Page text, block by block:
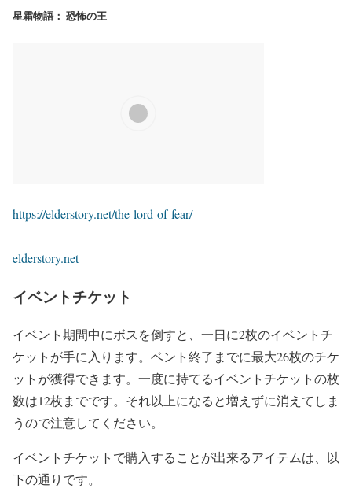
星霜物語： 恐怖の王
https://elderstory.net/the-lord-of-fear/
elderstory.net
イベントチケット
イベント期間中にボスを倒すと、一日に2枚のイベントチ
ケットが手に入ります。ベント終了までに最大26枚のチケ
ットが獲得できます。一度に持てるイベントチケットの枚
数は12枚までです。それ以上になると増えずに消えてしま
うので注意してください。
イベントチケットで購入することが出来るアイテムは、以
下の通りです。